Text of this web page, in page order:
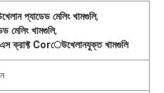
প্যাডেড মেলিং খামগুলি,
মেলিং খামগুলি,
ক্রাফ্ট Corেউখেলানযুক্ত খামগুলি